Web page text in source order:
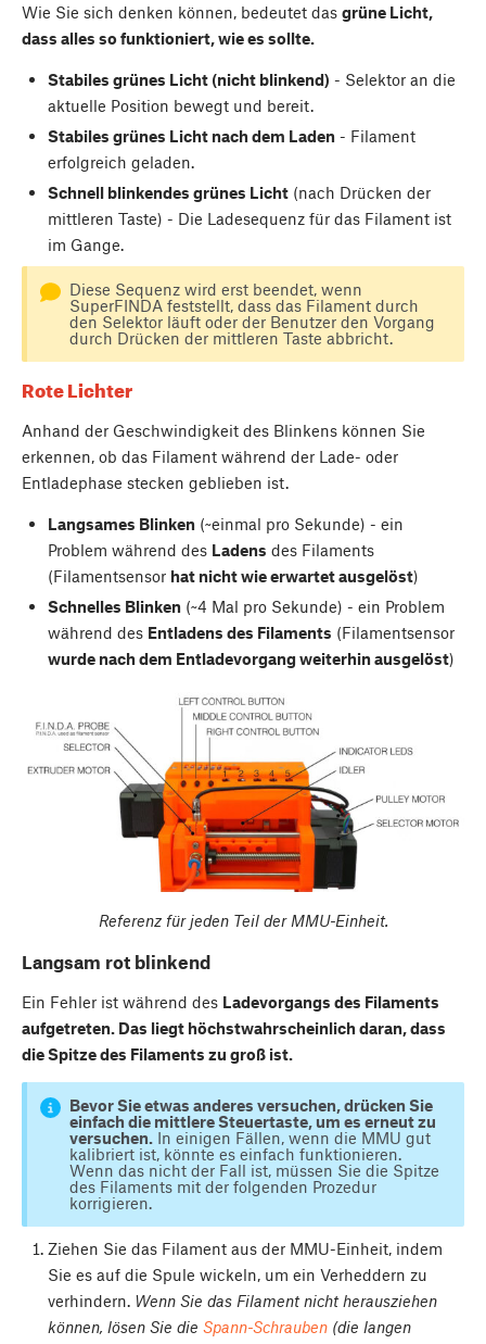
Wie Sie sich denken können, bedeutet das grüne Licht,
dass alles so funktioniert, wie es sollte.
Stabiles grünes Licht (nicht blinkend) - Selektor an die
aktuelle Position bewegt und bereit.
Stabiles grünes Licht nach dem Laden- Filament
erfolgreich geladen.
Schnell blinkendes grünes Licht(nach Drücken der
mittleren Taste) - Die Ladesequenz für das Filament ist
im Gange.
Diese Sequenz wird erst beendet, wenn
SuperFINDA feststellt, dass das Filament durch
den Selektor läuft oder der Benutzer den Vorgang
durch Drücken der mittleren Taste abbricht.
Rote Lichter
Anhand der Geschwindigkeit des Blinkens können Sie
erkennen, ob das Filament während der Lade- oder
Entladephase stecken geblieben ist.
Langsames Blinken(~einmal pro Sekunde) - ein
Problem während des Ladens des Filaments
(Filamentsensor hat nicht wie erwartet ausgelöst)
Schnelles Blinken(~4 Mal pro Sekunde) - ein Problem
während des Entladens des Filaments (Filamentsensor
wurde nach dem Entladevorgang weiterhin ausgelöst)
Referenz für jeden Teil der MMU-Einheit.
Langsam rot blinkend
Ein Fehler ist während des Ladevorgangs des Filaments
aufgetreten. Das liegt höchstwahrscheinlich daran, dass
die Spitze des Filaments zu groß ist.
Bevor Sie etwas anderes versuchen, drücken Sie
einfach die mittlere Steuertaste, um es erneut zu
versuchen.In einigen Fällen, wenn die MMU gut
kalibriert ist, könnte es einfach funktionieren.
Wenn das nicht der Fall ist, müssen Sie die Spitze
des Filaments mit der folgenden Prozedur
korrigieren.
Ziehen Sie das Filament aus der MMU-Einheit, indem
Sie es auf die Spule wickeln, um ein Verheddern zu
verhindern. Wenn Sie das Filament nicht herausziehen
können, lösen Sie die Spann-Schrauben(die langen